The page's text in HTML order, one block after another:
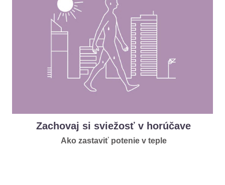
Zachovaj si sviežosť v horúčave
Ako zastaviť potenie v teple